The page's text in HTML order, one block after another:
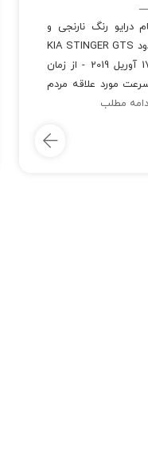
درایو رنگ نارنجی و
قطعات فیبر کربن تولید محدود KIA STINGER GTS
،​ پرستو عاشقانه نیویورک، 17 آوریل 2019 - از زمان
سرعت مورد علاقه مردم
مطلب